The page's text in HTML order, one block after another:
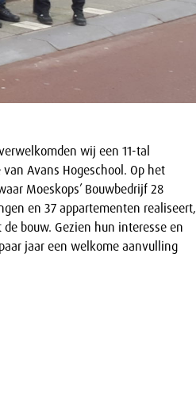
wij een 11-tal
Avans Hogeschool. Op het
Moeskops’ Bouwbedrijf 28
en 37 appartementen realiseert,
bouw. Gezien hun interesse en
jaar een welkome aanvulling